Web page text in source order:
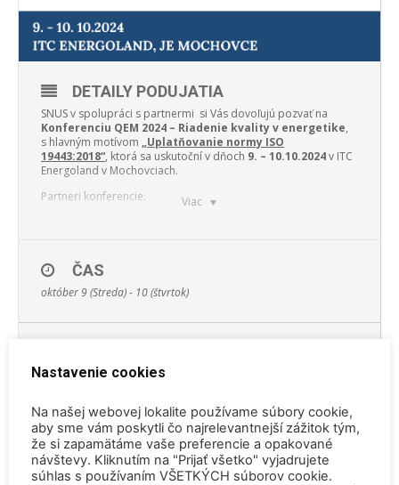
Viac
DETAILY PODUJATIA
SNUS v spolupráci s partnermi si Vás dovoľujú pozvať na
Konferenciu QEM 2024 – Riadenie kvality v energetike,
s hlavným motívom „Uplatňovanie normy ISO
19443:2018“, ktorá sa uskutoční v dňoch 9. – 10.10.2024v ITC
Energoland v Mochovciach.
Partneri konferencie:
Formulár pre záväznú prihlášku
qem.snus@gmail.com
program konferencie.
Tešíme sa na stretnutie.
ČAS
október 9 (Streda) - 10 (štvrtok)
Energoland Mochovce a Ranč u Bobiho
ORGANIZÁTOR
SNUS
Nastavenie cookies
Na našej webovej lokalite používame súbory cookie,
aby sme vám poskytli čo najrelevantnejší zážitok tým,
že si zapamätáme vaše preferencie a opakované
návštevy. Kliknutím na "Prijať všetko" vyjadrujete
súhlas s používaním VŠETKÝCH súborov cookie.